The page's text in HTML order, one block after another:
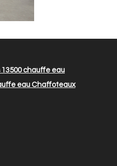
chauffe eau
eau Chaffoteaux